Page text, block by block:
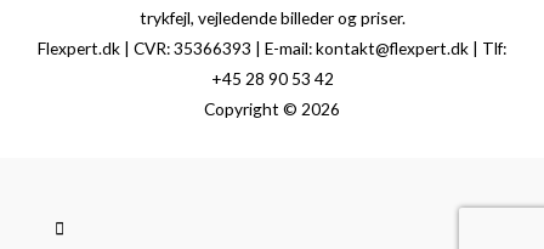
trykfejl, vejledende billeder og priser.
Flexpert.dk | CVR: 35366393 | E-mail: kontakt@flexpert.dk | Tlf:
+45 28 90 53 42
Copyright © 2026